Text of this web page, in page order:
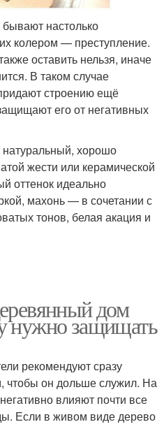
настолько
колером — преступление.
оставить нельзя, иначе
В таком случае
строению ещё
его от негативных
хорошо
жести или керамической
оттенок идеально
махонь — в сочетании с
тонов, белая акация и
дом
нужно защищать
рекомендуют сразу
чтобы он дольше служил. На
влияют почти все
Если в живом виде дерево